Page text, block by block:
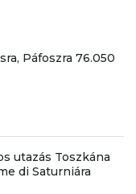
Páfoszra 76.050
utazás Toszkána
di Saturniára